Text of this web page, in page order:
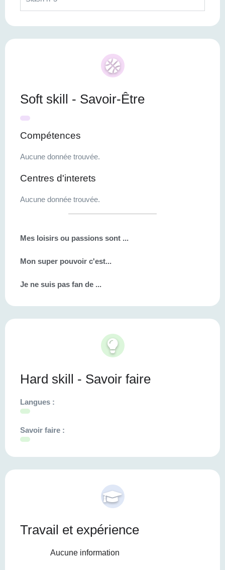
Soft skill - Savoir-Être
Compétences
Aucune donnée trouvée.
Centres d'interets
Aucune donnée trouvée.
Mes loisirs ou passions sont ...
Mon super pouvoir c'est...
Je ne suis pas fan de ...
Hard skill - Savoir faire
Langues :
Savoir faire :
Travail et expérience
Aucune information